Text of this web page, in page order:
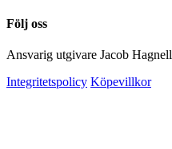
Följ oss
Ansvarig utgivare Jacob Hagnell
Integritetspolicy Köpevillkor